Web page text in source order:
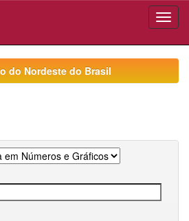
do Nordeste do Brasil